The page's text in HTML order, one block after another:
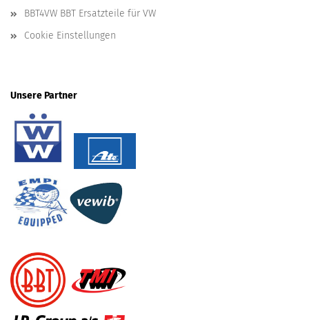
BBT4VW BBT Ersatzteile für VW
Cookie Einstellungen
Unsere Partner